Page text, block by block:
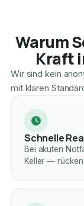
Warum
Kraft
Wir sind kein
mit klaren
Schnelle
Bei akuten
Keller —